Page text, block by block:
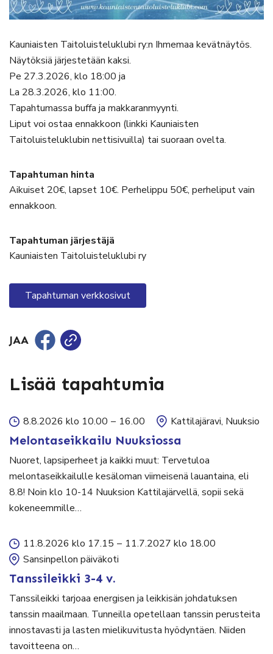
Kauniaisten Taitoluisteluklubi ry:n Ihmemaa kevätnäytös.
Näytöksiä järjestetään kaksi.
Pe 27.3.2026, klo 18:00 ja
La 28.3.2026, klo 11:00.
Tapahtumassa buffa ja makkaranmyynti.
Liput voi ostaa ennakkoon (linkki Kauniaisten
Taitoluisteluklubin nettisivuilla) tai suoraan ovelta.
Tapahtuman hinta
Aikuiset 20€, lapset 10€. Perhelippu 50€, perheliput vain
ennakkoon.
Tapahtuman järjestäjä
Kauniaisten Taitoluisteluklubi ry
Tapahtuman verkkosivut
JAA
Lisää tapahtumia
8.8.2026 klo 10.00 – 16.00 Kattilajäravi, Nuuksio
Melontaseikkailu Nuuksiossa
Nuoret, lapsiperheet ja kaikki muut: Tervetuloa
melontaseikkailulle kesäloman viimeisenä lauantaina, eli
8.8! Noin klo 10-14 Nuuksion Kattilajärvellä, sopii sekä
kokeneemmille…
11.8.2026 klo 17.15 – 11.7.2027 klo 18.00
Sansinpellon päiväkoti
Tanssileikki 3-4 v.
Tanssileikki tarjoaa energisen ja leikkisän johdatuksen
tanssin maailmaan. Tunneilla opetellaan tanssin perusteita
innostavasti ja lasten mielikuvitusta hyödyntäen. Niiden
tavoitteena on…